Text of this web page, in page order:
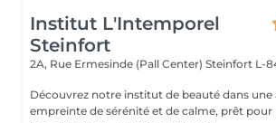
Institut L'Intemporel
Steinfort
2A, Rue Ermesinde (Pall Center) Steinfort L-
Découvrez notre institut de beauté dans une
empreinte de sérénité et de calme, prêt pour